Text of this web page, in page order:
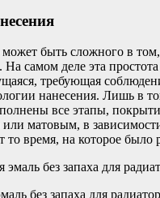
может быть сложного в
На самом деле эта простота
требующая
нанесения. Лишь в
все этапы,
матовым, в
то время, на которое было
без запаха для